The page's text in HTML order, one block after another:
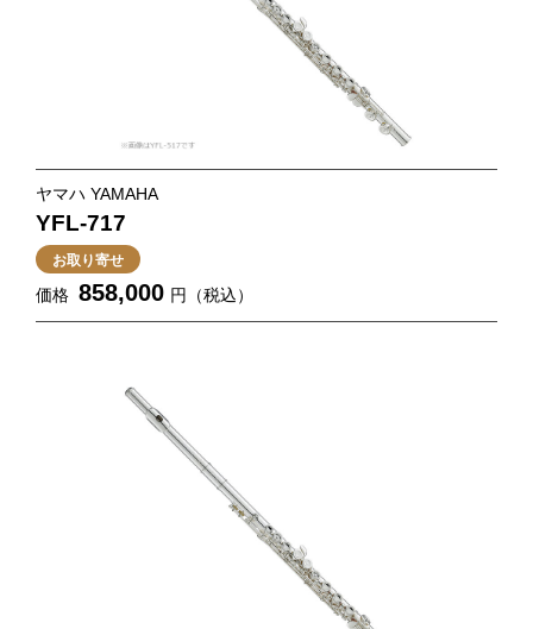
ヤマハ YAMAHA
YFL-717
お取り寄せ
価格 858,000 円（税込）